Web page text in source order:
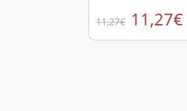
11,27€ 11,27€